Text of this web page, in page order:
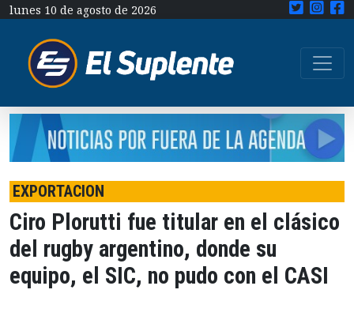
lunes 10 de agosto de 2026
EXPORTACION
Ciro Plorutti fue titular en el clásico
del rugby argentino, donde su
equipo, el SIC, no pudo con el CASI